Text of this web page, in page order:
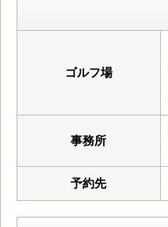
ゴルフ場
事務所
予約先